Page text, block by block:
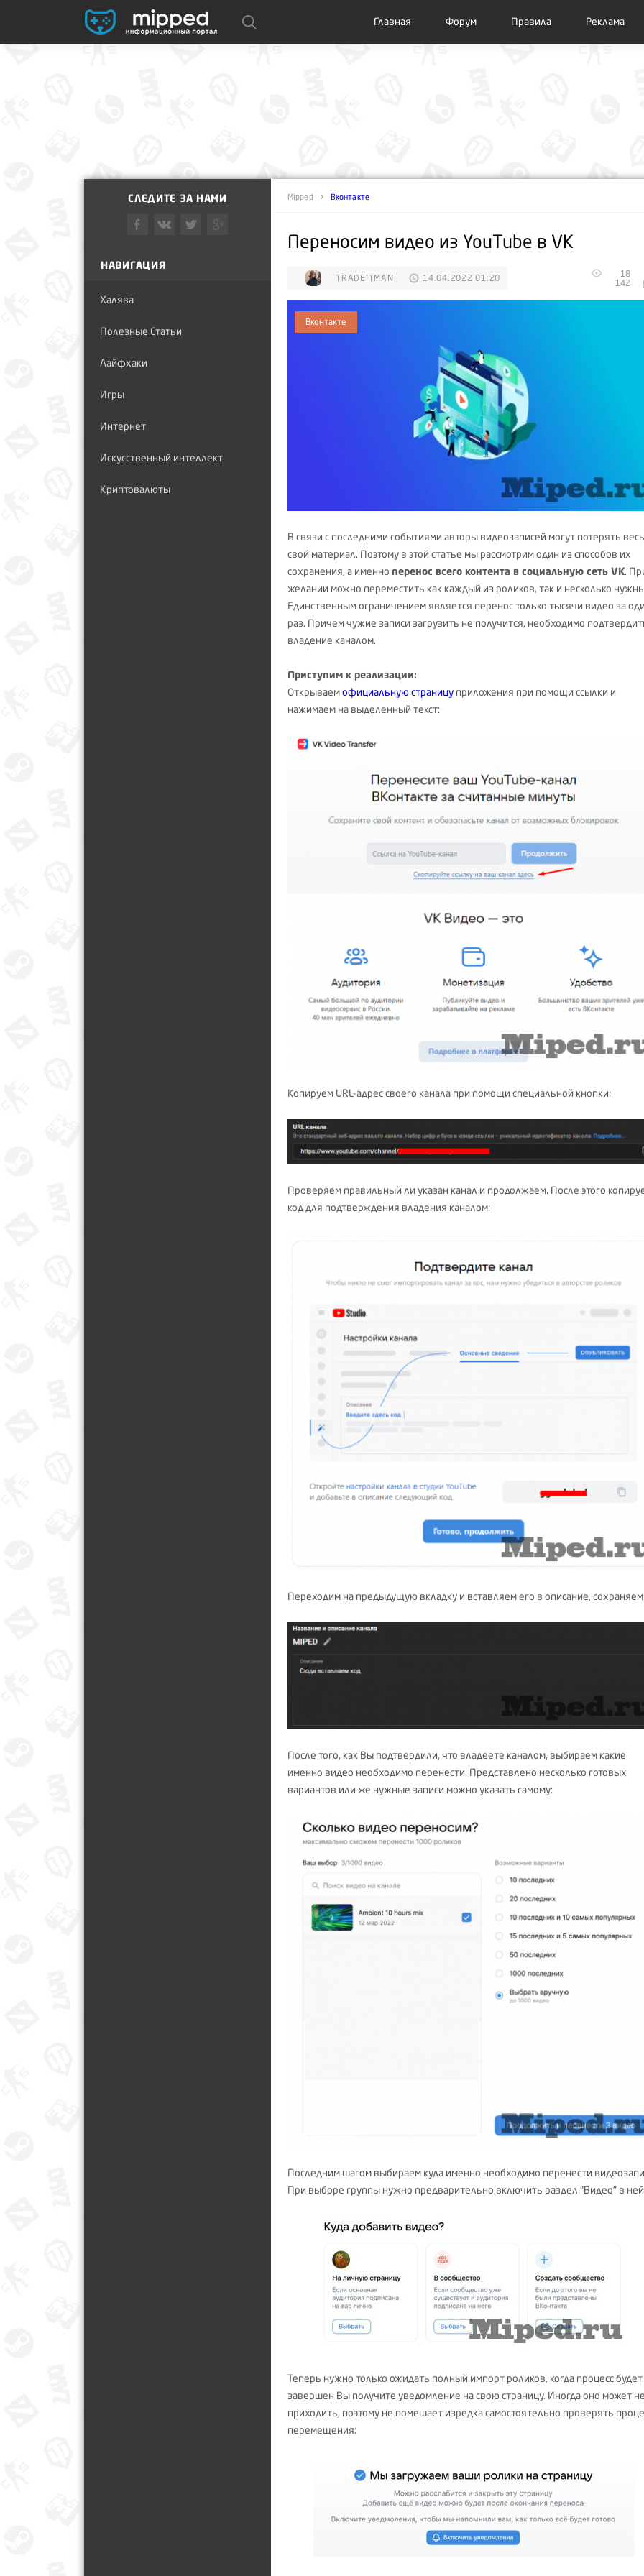
Главная Форум Правила Реклама
СЛЕДИТЕ ЗА НАМИ
НАВИГАЦИЯ
Халява
Полезные Статьи
Лайфхаки
Игры
Интернет
Искусственный интеллект
Криптовалюты
Mipped Вконтакте
Переносим видео из YouTube в VK
TRADEITMAN 14.04.2022 01:20
18
142
Вконтакте
В связи с последними событиями авторы видеозаписей могут потерять весь
свой материал. Поэтому в этой статье мы рассмотрим один из способов их
сохранения, а именно перенос всего контента в социальную сеть VK.
желании можно переместить как каждый из роликов, так и несколько
Единственным ограничением является перенос только тысячи видео за
раз. Причем чужие записи загрузить не получится, необходимо
владение каналом.
Приступим к реализации:
Открываемофициальную страницу приложения при помощи ссылки и
нажимаем на выделенный текст:
Копируем URL-адрес своего канала при помощи специальной кнопки:
Проверяем правильный ли указан канал и продолжаем. После этого
код для подтверждения владения каналом:
Переходим на предыдущую вкладку и вставляем его в описание,
После того, как Вы подтвердили, что владеете каналом, выбираем какие
именно видео необходимо перенести. Представлено несколько готовых
вариантов или же нужные записи можно указать самому:
Последним шагом выбираем куда именно необходимо перенести
При выборе группы нужно предварительно включить раздел "Видео" в
Теперь нужно только ожидать полный импорт роликов, когда процесс будет
завершен Вы получите уведомление на свою страницу. Иногда оно может
приходить, поэтому не помешает изредка самостоятельно проверять
перемещения: